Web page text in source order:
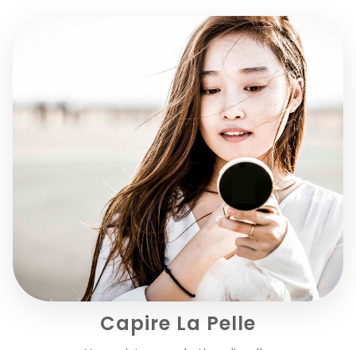
AGGIUNGI AL CARRELLO
ECO DERMO OIL
Siero oleoso concentrato a base di oli attivi ,...
Capire La Pelle